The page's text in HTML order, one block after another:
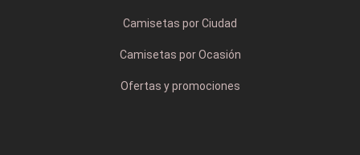
Camisetas por Ciudad
Camisetas por Ocasión
Ofertas y promociones